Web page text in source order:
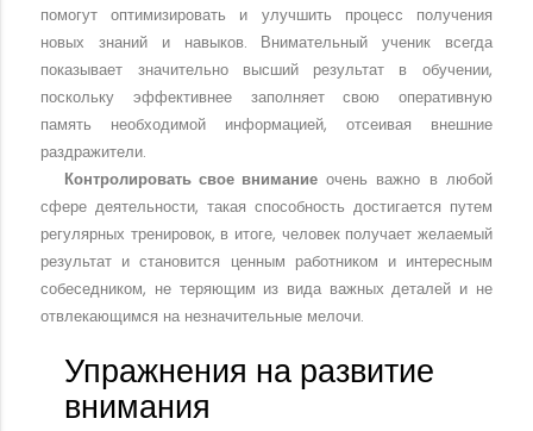
помогут оптимизировать и улучшить процесс получения
новых знаний и навыков. Внимательный ученик всегда
показывает значительно высший результат в обучении,
поскольку эффективнее заполняет свою оперативную
память необходимой информацией, отсеивая внешние
раздражители.
Контролировать свое внимание очень важно в любой
сфере деятельности, такая способность достигается путем
регулярных тренировок, в итоге, человек получает желаемый
результат и становится ценным работником и интересным
собеседником, не теряющим из вида важных деталей и не
отвлекающимся на незначительные мелочи.
Упражнения на развитие
внимания